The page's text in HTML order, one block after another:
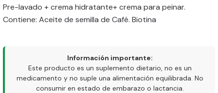
Pre-lavado + crema hidratante+ crema para peinar.
Contiene: Aceite de semilla de Café. Biotina
Información importante:
Este producto es un suplemento dietario, no es un
medicamento y no suple una alimentación equilibrada. No
consumir en estado de embarazo o lactancia.